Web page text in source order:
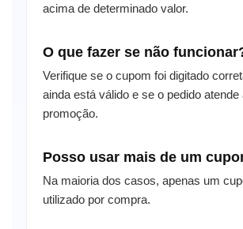
acima de determinado valor.
O que fazer se não
Verifique se o cupom foi digitado
ainda está válido e se o pedido
promoção.
Posso usar mais de um
Na maioria dos casos, apenas um
utilizado por compra.